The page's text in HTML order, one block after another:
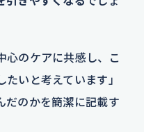
心のケアに共感し、こ
いと考えています」
だのかを簡潔に記載す